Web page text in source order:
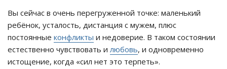
Вы сейчас в очень перегруженной точке: маленький
ребёнок, усталость, дистанция с мужем, плюс
постоянные конфликты и недоверие. В таком состоянии
естественно чувствовать и любовь, и одновременно
истощение, когда «сил нет это терпеть».